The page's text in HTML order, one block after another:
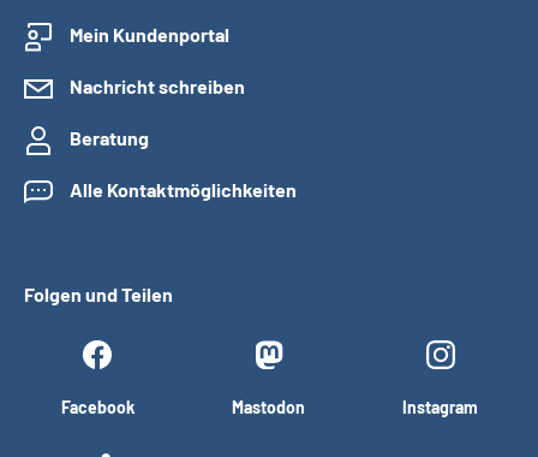
Mein Kundenportal
Nachricht schreiben
Beratung
Alle Kontaktmöglichkeiten
Folgen und Teilen
Facebook Mastodon Instagram